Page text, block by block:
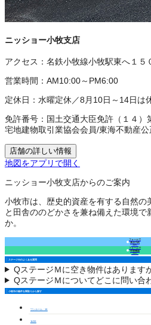
ニッショー小牧支店
アクセス： 名鉄小牧線小牧駅東へ１５
営業時間： AM10:00～PM6:00
定休日： 水曜定休／8月10日～14日は
免許番号： 国土交通大臣免許（１４）
宅地建物取引業協会会員/東海不動産
店舗の詳しい情報
地図をアプリで開く
ニッショー小牧支店からのご案内
小牧市は、歴史的資産を有する自然の
と田舎ののどかさを兼ね備えた環境
か。
フォームで
来店予約
（無料）
フォームで
空室確認
（無料）
ステージＭのよくある質問
QステージＭに空き物件はあります
QステージＭについてどこに問い合
小牧市の物件を間取りから探す
ワンルーム・1K
1LDK